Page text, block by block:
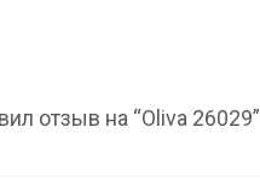
отзыв на “Oliva 26029”